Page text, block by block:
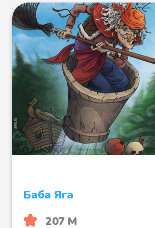
Бобовое зернышко и
проскочило. Петушок
живехонький и во все
запел:
- Ку-ка-реку!
Баба Яга
207 М